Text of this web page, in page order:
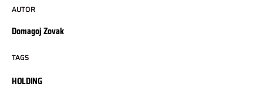
AUTOR
Domagoj Zovak
TAGS
HOLDING